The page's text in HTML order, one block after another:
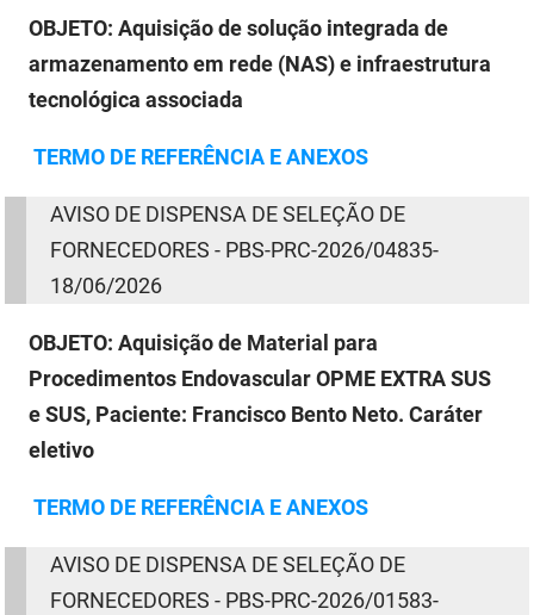
OBJETO: Aquisição de solução integrada de
armazenamento em rede (NAS) e infraestrutura
tecnológica associada
TERMO DE REFERÊNCIA E ANEXOS
AVISO DE DISPENSA DESELEÇÃO DE
FORNECEDORES - PBS-PRC-2026/04835-
18/06/2026
OBJETO: Aquisição de Material para
Procedimentos Endovascular OPME EXTRA SUS
e SUS, Paciente: Francisco Bento Neto. Caráter
eletivo
TERMO DE REFERÊNCIA E ANEXOS
AVISO DE DISPENSA DESELEÇÃO DE
FORNECEDORES - PBS-PRC-2026/01583-